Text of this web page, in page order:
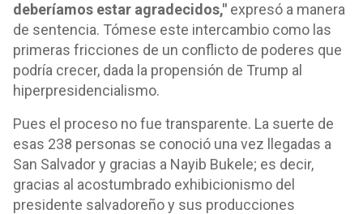
deberíamos estar agradecidos," expresó a manera
de sentencia. Tómese este intercambio como las
primeras fricciones de un conflicto de poderes que
podría crecer, dada la propensión de Trump al
hiperpresidencialismo.
Pues el proceso no fue transparente. La suerte de
esas 238 personas se conoció una vez llegadas a
San Salvador y gracias a Nayib Bukele; es decir,
gracias al acostumbrado exhibicionismo del
presidente salvadoreño y sus producciones